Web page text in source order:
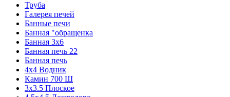
Труба
Галерея печей
Банные печи
Банная "обращенка
Банная 3х6
Банная печь 22
Банная печь
4х4 Водник
Камин 700 Ш
3x3.5 Плоское